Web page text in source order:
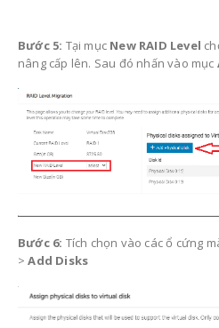
Bước 5: Tại mục New RAID Level
nâng cấp lên. Sau đó nhấn vào mục
Bước 6: Tích chọn vào các ổ cứng
>Add Disks